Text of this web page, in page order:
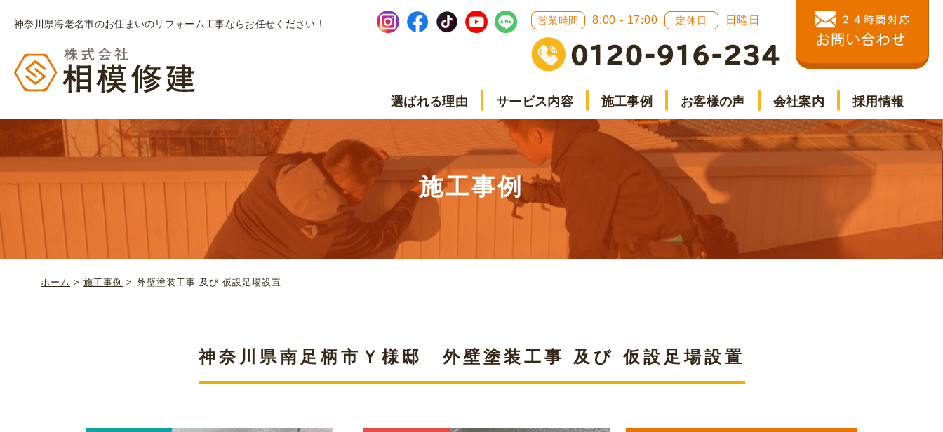
神奈川県海老名市のお住まいのリフォーム工事ならお任せください！ 営業時間 8:00 - 17:00 定休日 日曜日
選ばれる理由 サービス内容 施工事例 お客様の声 会社案内 採用情報
施工事例
ホーム >施工事例 > 外壁塗装工事 及び 仮設足場設置
神奈川県南足柄市Ｙ様邸 外壁塗装工事 及び 仮設足場設置